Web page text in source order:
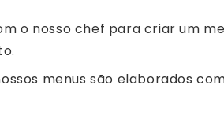
o nosso chef para criar um
menus são elaborados